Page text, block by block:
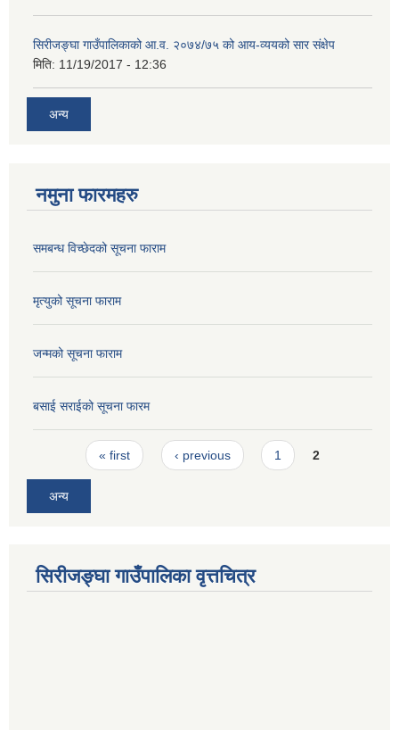
सिरीजङ्घा गाउँपालिकाको आ.व. २०७४/७५ को आय-व्ययको सार संक्षेप
मिति: 11/19/2017 - 12:36
अन्य
नमुना फारमहरु
समबन्ध विच्छेदको सूचना फाराम
मृत्युको सूचना फाराम
जन्मको सूचना फाराम
बसाई सराईको सूचना फारम
Pages« first ‹ previous 1 2
अन्य
सिरीजङ्घा गाउँपालिका वृत्तचित्र